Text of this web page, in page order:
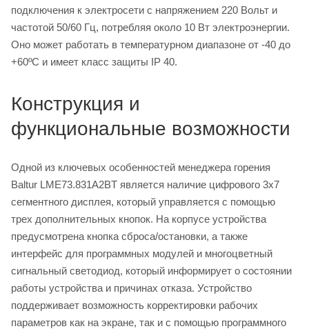
подключения к электросети с напряжением 220 Вольт и
частотой 50/60 Гц, потребляя около 10 Вт электроэнергии.
Оно может работать в температурном диапазоне от -40 до
+60ºC и имеет класс защиты IP 40.
Конструкция и
функциональные возможности
Одной из ключевых особенностей менеджера горения
Baltur LME73.831A2BT является наличие цифрового 3х7
сегментного дисплея, который управляется с помощью
трех дополнительных кнопок. На корпусе устройства
предусмотрена кнопка сброса/остановки, а также
интерфейс для программных модулей и многоцветный
сигнальный светодиод, который информирует о состоянии
работы устройства и причинах отказа. Устройство
поддерживает возможность корректировки рабочих
параметров как на экране, так и с помощью программного